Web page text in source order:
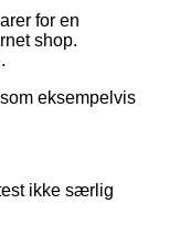
for en
shop.
eksempelvis
ikke særlig